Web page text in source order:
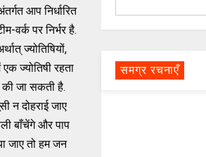
आप निर्धारित
पर निर्भर है.
ज्योतिषियों,
ज्योतिषी रहता
जा सकती है.
न दोहराई जाए
बाँचेंगे और पाप
जाए तो हम जन
समग्र रचनाएँ